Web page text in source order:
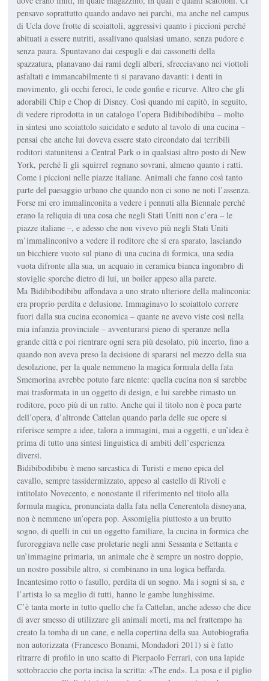
pensavo soprattutto quando andavo nei parchi, ma anche nel campus
di Ucla dove frotte di scoiattoli, aggressivi quanto i piccioni perché
abituati a essere nutriti, assalivano qualsiasi umano, senza pudore e
senza paura. Spuntavano dai cespugli e dai cassonetti della
spazzatura, planavano dai rami degli alberi, sfrecciavano nei viottoli
asfaltati e immancabilmente ti si paravano davanti: i denti in
movimento, gli occhi feroci, le code gonfie e ricurve. Altro che gli
adorabili Chip e Chop di Disney. Così quando mi capitò, in seguito,
di vedere riprodotta in un catalogo l’operaBidibibodibibu – molto
in sintesi uno scoiattolo suicidato e seduto al tavolo di una cucina –
pensai che anche lui doveva essere stato circondato dai terribili
roditori statunitensi a Central Park o in qualsiasi altro posto di New
York, perché lì glisquirrel regnano sovrani, almeno quanto i ratti.
Come i piccioni nelle piazze italiane. Animali che fanno così tanto
parte del paesaggio urbano che quando non ci sono ne noti l’assenza.
Forse mi ero immalinconita a vedere i pennuti alla Biennale perché
erano la reliquia di una cosa che negli Stati Uniti non c’era – le
piazze italiane –, e adesso che non vivevo più negli Stati Uniti
m’immalinconivo a vedere il roditore che si era sparato, lasciando
un bicchiere vuoto sul piano di una cucina di formica, una sedia
vuota difronte alla sua, un acquaio in ceramica bianca ingombro di
stoviglie sporche dietro di lui, un boiler appeso alla parete.
MaBidibibodibibu affondava a uno strato ulteriore della malinconia:
era proprio perdita e delusione. Immaginavo lo scoiattolo correre
fuori dalla sua cucina economica – quante ne avevo viste così nella
mia infanzia provinciale – avventurarsi pieno di speranze nella
grande città e poi rientrare ogni sera più desolato, più incerto, fino a
quando non aveva preso la decisione di spararsi nel mezzo della sua
desolazione, per la quale nemmeno la magica formula della fata
Smemorina avrebbe potuto fare niente: quella cucina non si sarebbe
mai trasformata in un oggetto di design, e lui sarebbe rimasto un
roditore, poco più di un ratto. Anche qui il titolo non è poca parte
dell’opera, d’altronde Cattelan quando parla delle sue opere si
riferisce sempre a idee, talora a immagini, mai a oggetti, e un’idea è
prima di tutto una sintesi linguistica di ambiti dell’esperienza
diversi.
Bidibibodibibu è meno sarcastica diTuristi e meno epica del
cavallo, sempre tassidermizzato, appeso al castello di Rivoli e
intitolatoNovecento, e nonostante il riferimento nel titolo alla
formula magica, pronunciata dalla fata nella Cenerentola disneyana,
non è nemmeno un’opera pop. Assomiglia piuttosto a un brutto
sogno, di quelli in cui un oggetto familiare, la cucina in formica che
furoreggiava nelle case proletarie negli anni Sessanta e Settanta e
un’immagine primaria, un animale che è sempre un nostro doppio,
un nostro possibile altro, si combinano in una logica beffarda.
Incantesimo rotto o fasullo, perdita di un sogno. Ma i sogni si sa, e
l’artista lo sa meglio di tutti, hanno le gambe lunghissime.
C’è tanta morte in tutto quello che fa Cattelan, anche adesso che dice
di aver smesso di utilizzare gli animali morti, ma nel frattempo ha
creato la tomba di un cane, e nella copertina della suaAutobiografia
non autorizzata (Francesco Bonami, Mondadori 2011) si è fatto
ritrarre di profilo in uno scatto di Pierpaolo Ferrari, con una lapide
sottobraccio che porta incisa la scritta: «The end». La posa e il piglio